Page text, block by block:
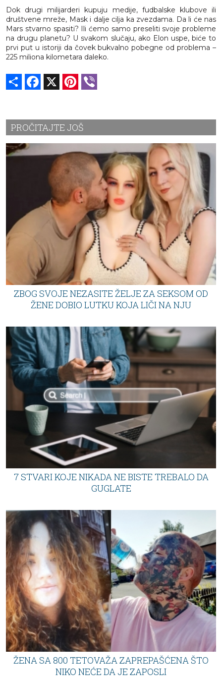
Dok drugi milijarderi kupuju medije, fudbalske klubove ili
društvene mreže, Mask i dalje cilja ka zvezdama. Da li će nas
Mars stvarno spasiti? Ili ćemo samo preseliti svoje probleme
na drugu planetu? U svakom slučaju, ako Elon uspe, biće to
prvi put u istoriji da čovek bukvalno pobegne od problema –
225 miliona kilometara daleko.
Share Facebook Pinterest
PROČITAJTE JOŠ
ZBOG SVOJE NEZASITE ŽELJE ZA SEKSOM OD
ŽENE DOBIO LUTKU KOJA LIČI NA NJU
7 STVARI KOJE NIKADA NE BISTE TREBALO DA
GUGLATE
ŽENA SA 800 TETOVAŽA ZAPREPAŠĆENA ŠTO
NIKO NEĆE DA JE ZAPOSLI